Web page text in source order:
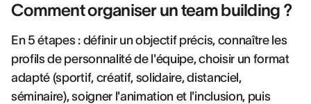
Comment organiser un team building ?
En 5 étapes : définir un objectif précis, connaître les
profils de personnalité de l'équipe, choisir un format
adapté (sportif, créatif, solidaire, distanciel,
séminaire), soigner l'animation et l'inclusion, puis